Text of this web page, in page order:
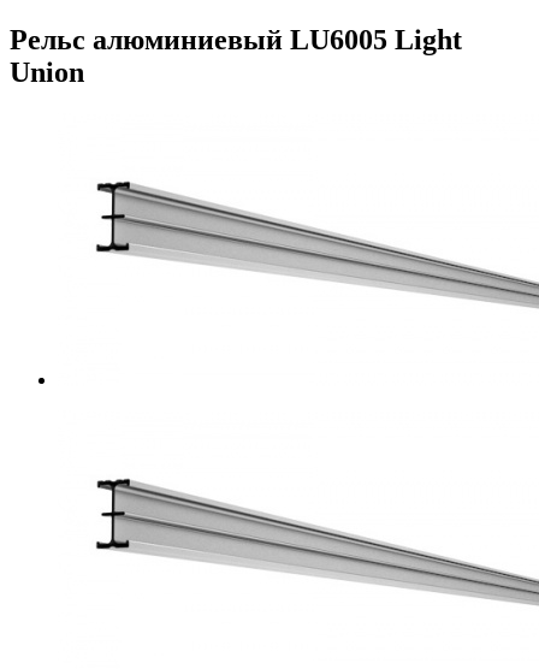
Рельс алюминиевый LU6005 Light
Union